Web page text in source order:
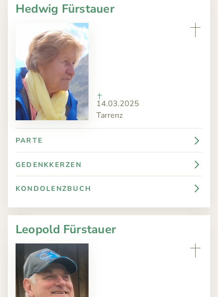
Hedwig Fürstauer
14.03.2025
Tarrenz
PARTE
GEDENKKERZEN
KONDOLENZBUCH
Leopold Fürstauer